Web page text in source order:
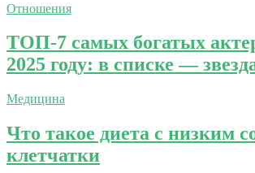
Отношения
ТОП-7 самых богатых
2025 году: в списке —
Медицина
Что такое диета с низким
клетчатки